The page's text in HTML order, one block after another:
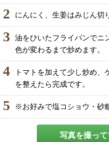
2 にんにく、生姜はみじん切
3
油をひいたフライパンでニ
色が変わるまで炒めます。
4
トマトを加えて少し炒め
を整えたら完成です。
5 ※お好みで塩コショウ・砂
写真を撮って